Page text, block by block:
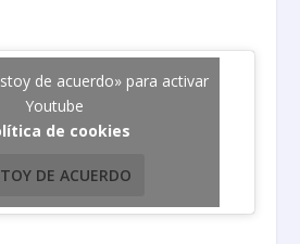
de acuerdo» para activar
Youtube
de cookies
DE ACUERDO